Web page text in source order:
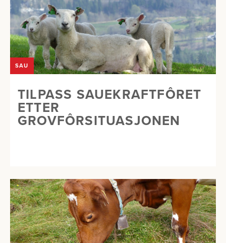
SAU
TILPASS SAUEKRAFTFÔRET
ETTER
GROVFÔRSITUASJONEN